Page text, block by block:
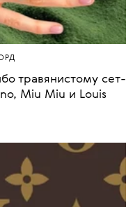
травянистому сет-
Miu Miu и Louis